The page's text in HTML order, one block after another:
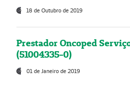
18 de Outubro de 2019
Prestador Oncoped
(51004335-0)
01 de Janeiro de 2019